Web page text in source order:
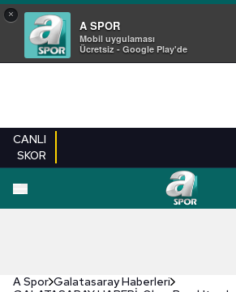
×
A SPOR
Mobil uygulaması
Ücretsiz - Google Play'de
CANLI
SKOR
A Spor Galatasaray Haberleri